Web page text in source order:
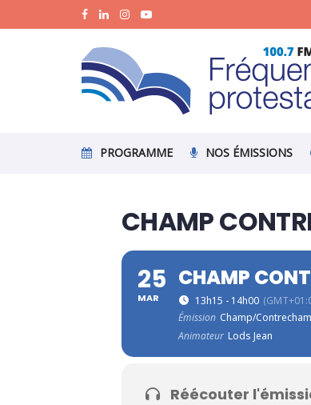
PROGRAMME NOS ÉMISSIONS
CHAMP
25
MAR
CHAMP
13h15 - 14h00
Émission Champ/
Animateur Lods Jean
Réécouter